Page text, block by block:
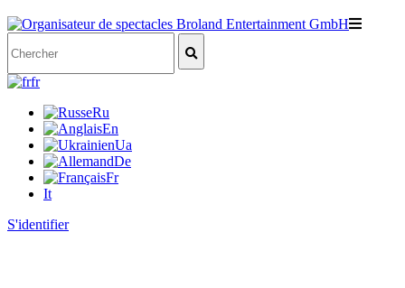
fr
Ru
En
Ua
De
Fr
It
S'identifier